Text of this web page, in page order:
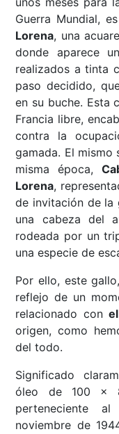
Guerra Mundial,
Lorena, una
donde aparece
realizados a tinta
paso decidido,
en su buche. Esta
Francia libre,
contra la
gamada. El
misma época,
Lorena,
de invitación de la
una cabeza del
rodeada por un
una especie de
Por ello, este
reflejo de un
relacionado con
origen, como
del todo.
Significado
óleo de 100 x
perteneciente
noviembre de